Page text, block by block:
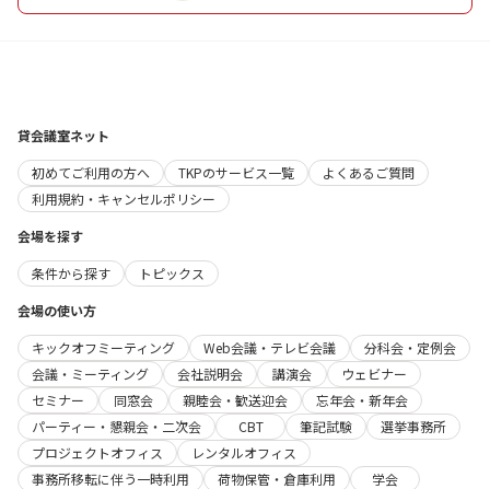
貸会議室ネット
初めてご利用の方へ
TKPのサービス一覧
よくあるご質問
利用規約・キャンセルポリシー
会場を探す
条件から探す
トピックス
会場の使い方
キックオフミーティング
Web会議・テレビ会議
分科会・定例会
会議・ミーティング
会社説明会 講演会
ウェビナー
セミナー
同窓会 親睦会・歓送迎会
忘年会・新年会
パーティー・懇親会・二次会
CBT 筆記試験
選挙事務所
プロジェクトオフィス
レンタルオフィス
事務所移転に伴う一時利用
荷物保管・倉庫利用
学会